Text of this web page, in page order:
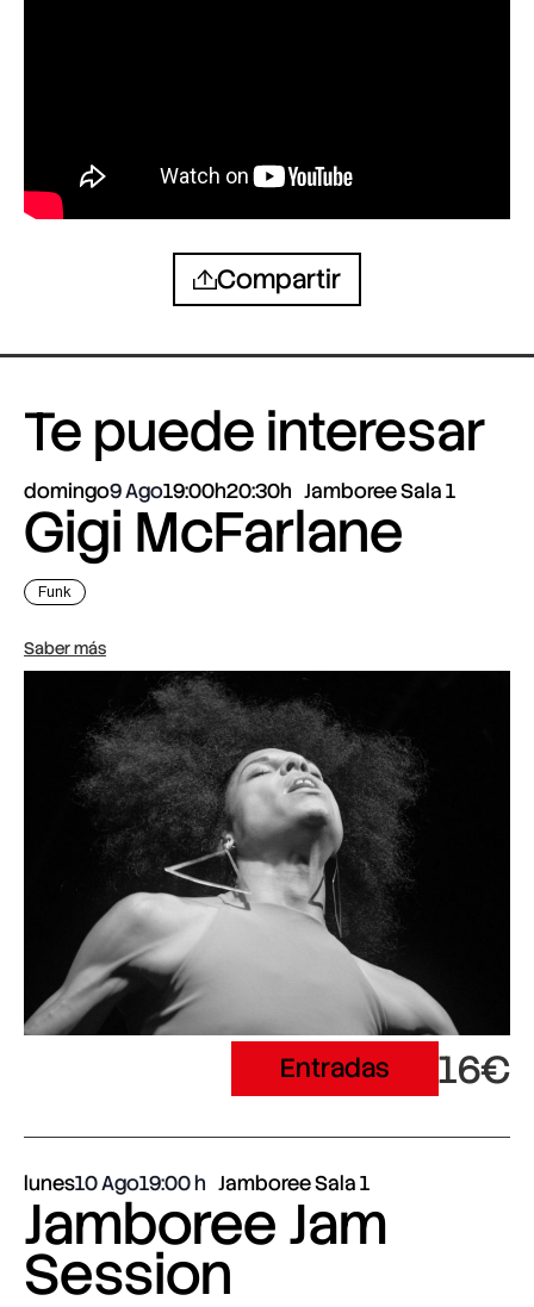
Compartir
Te puede interesar
domingo9 Ago19:00h20:30h Jamboree Sala 1
Gigi McFarlane
Funk
Saber más
Entradas 16€
lunes10 Ago19:00 Jamboree Sala 1
Jamboree Jam
Session